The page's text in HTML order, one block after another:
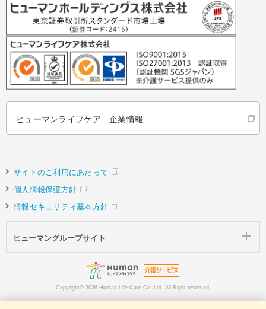
ヒューマンライフケア 企業情報
サイトのご利用にあたって
個人情報保護方針
情報セキュリティ基本方針
ヒューマングループサイト
Copyright© 2026 Human Life Care Co.,Ltd. All Right reserved.